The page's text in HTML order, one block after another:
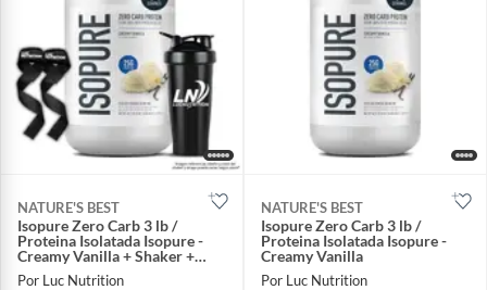
NATURE'S BEST
Isopure Zero Carb 3 lb /
Proteina Isolatada Isopure -
Creamy Vanilla + Shaker +
Straps
Por Luc Nutrition
NATURE'S BEST
Isopure Zero Carb 3 lb /
Proteina Isolatada Isopure -
Creamy Vanilla
Por Luc Nutrition